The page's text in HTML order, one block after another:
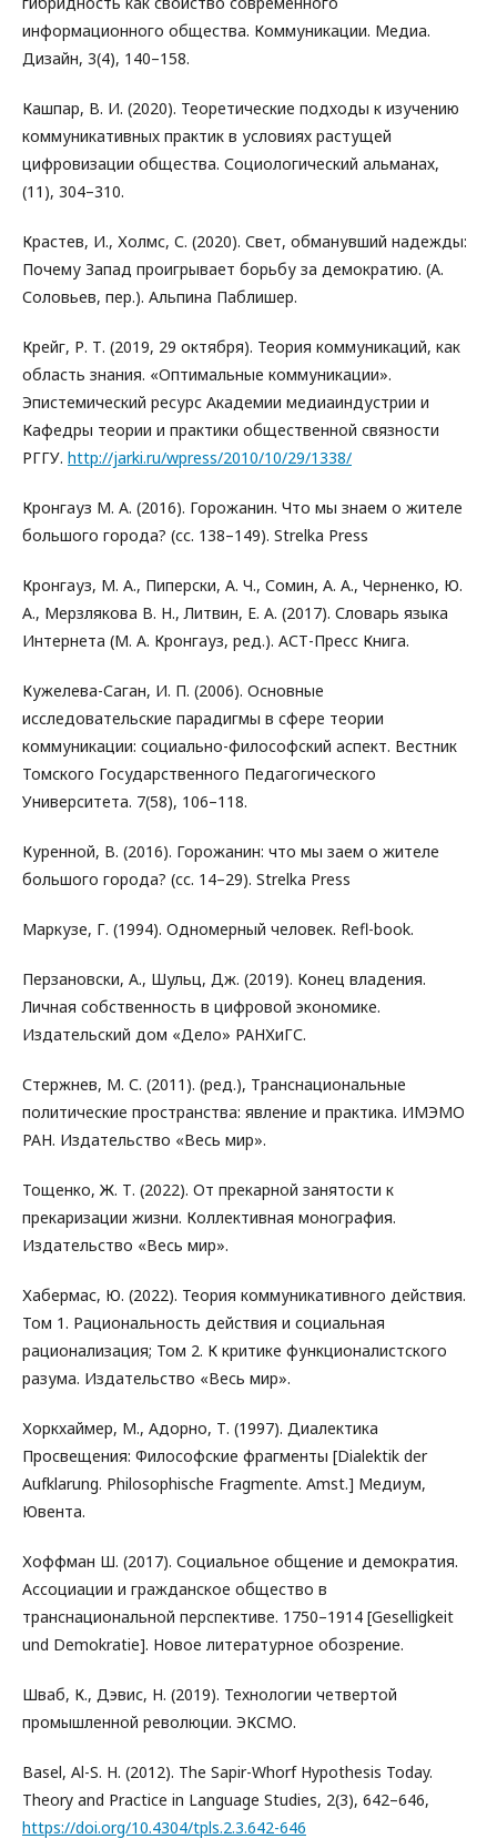
информационного общества. Коммуникации. Медиа.
Дизайн, 3(4), 140–158.
Кашпар, В. И. (2020). Теоретические подходы к изучению
коммуникативных практик в условиях растущей
цифровизации общества. Социологический альманах,
(11), 304–310.
Крастев, И., Холмс, С. (2020). Свет, обманувший надежды:
Почему Запад проигрывает борьбу за демократию. (А.
Соловьев, пер.). Альпина Паблишер.
Крейг, Р. Т. (2019, 29 октября). Теория коммуникаций, как
область знания. «Оптимальные коммуникации».
Эпистемический ресурс Академии медиаиндустрии и
Кафедры теории и практики общественной связности
РГГУ. http://jarki.ru/wpress/2010/10/29/1338/
Кронгауз М. А. (2016). Горожанин. Что мы знаем о жителе
большого города? (сс. 138–149). Strelka Press
Кронгауз, М. А., Пиперски, А. Ч., Сомин, А. А., Черненко, Ю.
А., Мерзлякова В. Н., Литвин, Е. А. (2017). Словарь языка
Интернета (М. А. Кронгауз, ред.). АСТ-Пресс Книга.
Кужелева-Саган, И. П. (2006). Основные
исследовательские парадигмы в сфере теории
коммуникации: социально-философский аспект. Вестник
Томского Государственного Педагогического
Университета. 7(58), 106–118.
Куренной, В. (2016). Горожанин: что мы заем о жителе
большого города? (сс. 14–29). Strelka Press
Маркузе, Г. (1994). Одномерный человек. Refl-book.
Перзановски, А., Шульц, Дж. (2019). Конец владения.
Личная собственность в цифровой экономике.
Издательский дом «Дело» РАНХиГС.
Стержнев, М. С. (2011). (ред.), Транснациональные
политические пространства: явление и практика. ИМЭМО
РАН. Издательство «Весь мир».
Тощенко, Ж. Т. (2022). От прекарной занятости к
прекаризации жизни. Коллективная монография.
Издательство «Весь мир».
Хабермас, Ю. (2022). Теория коммуникативного действия.
Том 1. Рациональность действия и социальная
рационализация; Том 2. К критике функционалистского
разума. Издательство «Весь мир».
Хоркхаймер, М., Адорно, Т. (1997). Диалектика
Просвещения: Философские фрагменты [Dialektik der
Aufklarung. Philosophische Fragmente. Amst.] Медиум,
Ювента.
Хоффман Ш. (2017). Социальное общение и демократия.
Ассоциации и гражданское общество в
транснациональной перспективе. 1750–1914 [Geselligkeit
und Demokratie]. Новое литературное обозрение.
Шваб, К., Дэвис, Н. (2019). Технологии четвертой
промышленной революции. ЭКСМО.
Basel, Al-S. H. (2012). The Sapir-Whorf Hypothesis Today.
Theory and Practice in Language Studies, 2(3), 642–646,
https://doi.org/10.4304/tpls.2.3.642-646